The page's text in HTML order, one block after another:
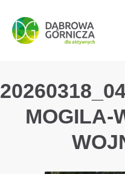
PRZEJDŹ DO MENU
PRZEJDŹ DO
PRZEJDŹ DO TREŚCI
MOGILA-